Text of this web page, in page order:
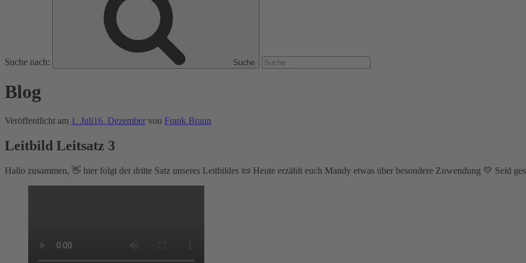
Suche nach: Suche
Blog
Veröffentlicht am 1. Juli16. Dezember von Frank Braun
Leitbild Leitsatz 3
Hallo zusammen, 👋 hier folgt der dritte Satz unseres Leitbildes 📜 Heute erzählt euch Mandy etwas über besondere Zuwendung 💛 Seid